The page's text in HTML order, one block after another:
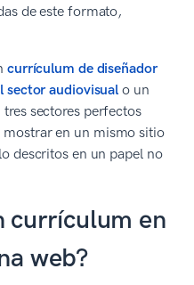
de este formato,
currículum de diseñador
sector audiovisual o un
sectores perfectos
en un mismo sitio
descritos en un papel no
currículum en
web?